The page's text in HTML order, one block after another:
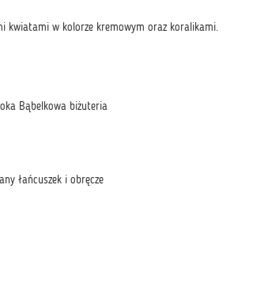
kwiatami w kolorze kremowym oraz koralikami.
Bąbelkowa biżuteria
łańcuszek i obręcze